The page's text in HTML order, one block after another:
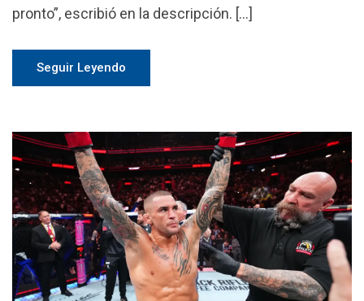
pronto”, escribió en la descripción. […]
Seguir Leyendo